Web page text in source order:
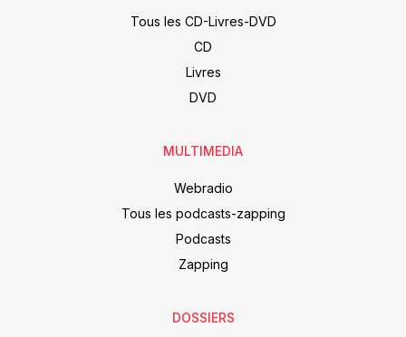
Tous les CD-Livres-DVD
CD
Livres
DVD
MULTIMEDIA
Webradio
Tous les podcasts-zapping
Podcasts
Zapping
DOSSIERS